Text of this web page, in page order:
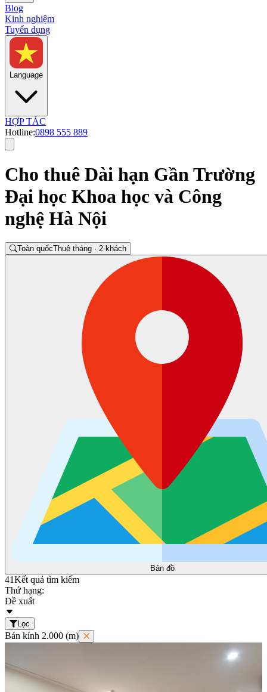
Blog
Kinh nghiệm
Tuyển dụng
Language
HỢP TÁC
Hotline:0898 555 889
Cho thuê Dài hạn Gần Trường
Đại học Khoa học và Công
nghệ Hà Nội
Toàn quốcThuê tháng · 2 khách
Bản đồ
41Kết quả tìm kiếm
Thứ hạng:
Đề xuất
Lọc
Bán kính 2.000 (m)